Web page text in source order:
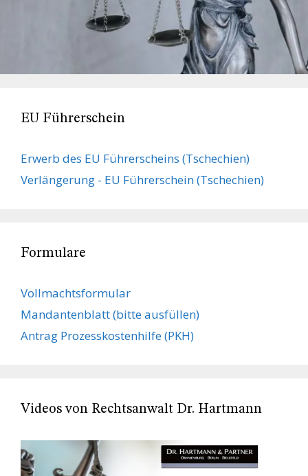
EU Führerschein
Erwerb des EU Führerscheins (Tschechien)
Verlängerung - EU Führerschein (Tschechien)
Formulare
Vollmachts­formular
Mandanten­blatt (bitte ausfüllen)
Antrag Prozesskostenhilfe (PKH)
Videos von Rechtsanwalt Dr. Hartmann